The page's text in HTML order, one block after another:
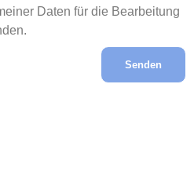
Daten für die Bearbeitung
Senden